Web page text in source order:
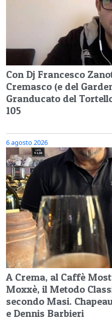
Con Dj Francesco
Cremasco (e del
Granducato del
105
6 agosto 2026
A Crema, al Caffè
Moxxè, il Metodo
secondo Masi.
e Dennis Barbieri